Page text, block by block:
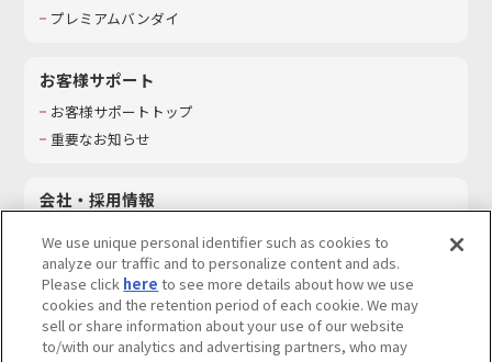
プレミアムバンダイ
お客様サポート
お客様サポートトップ
重要なお知らせ
会社・採用情報
採用情報
サステナビリティ
お問い合わせ
We use unique personal identifier such as cookies to
analyze our traffic and to personalize content and ads.
Please click here to see more details about how we use
cookies and the retention period of each cookie. We may
sell or share information about your use of our website
to/with our analytics and advertising partners, who may